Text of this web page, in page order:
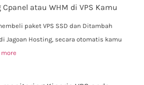
atau WHM di VPS Kamu
paket VPS SSD dan Ditambah
Jagoan Hosting, secara otomatis kamu
more